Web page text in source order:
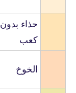
حذاء بدون
كعب
الخوخ